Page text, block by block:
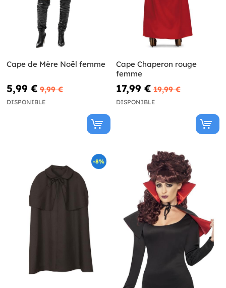
Cape de Mère Noël femme
5,99 € 9,99 €
DISPONIBLE
Cape Chaperon rouge
femme
17,99 € 19,99 €
DISPONIBLE
-8%